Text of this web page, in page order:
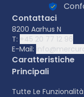
Contattaci
8200 Aarhus N
T: +45 20 77 12 96
E-Mail:
Caratteristiche
Principali
Tutte Le Funzionalità